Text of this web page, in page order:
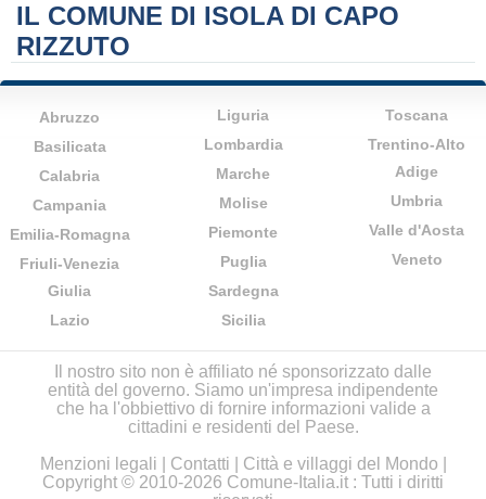
IL COMUNE DI ISOLA DI CAPO
RIZZUTO
Abruzzo
Basilicata
Calabria
Campania
Emilia-Romagna
Friuli-Venezia
Giulia
Lazio
Liguria
Lombardia
Marche
Molise
Piemonte
Puglia
Sardegna
Sicilia
Toscana
Trentino-Alto
Adige
Umbria
Valle d'Aosta
Veneto
Il nostro sito non è affiliato né sponsorizzato dalle
entità del governo. Siamo un'impresa indipendente
che ha l'obbiettivo di fornire informazioni valide a
cittadini e residenti del Paese.
Menzioni legali
Contatti Città e villaggi del Mondo
Copyright © 2010-2026 Comune-Italia.it : Tutti i diritti